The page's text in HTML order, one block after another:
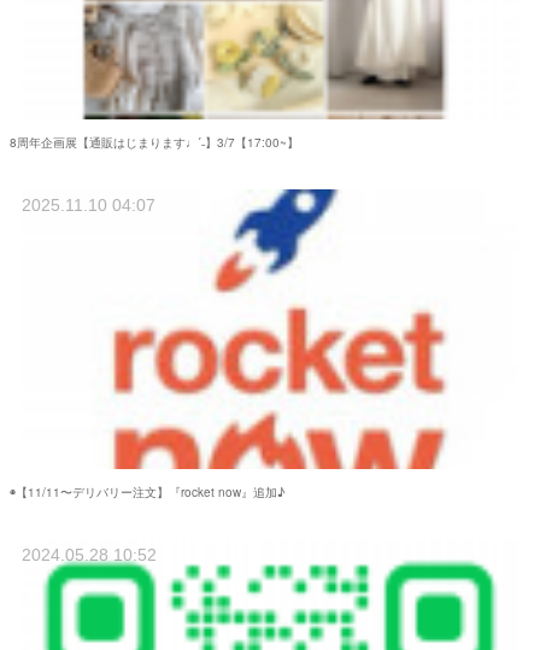
8周年企画展【通販はじまります♩ˊ˗】3/7【17:00~】
◉【11/11〜デリバリー注文】『rocket now』追加♪
2025.11.10 04:07
2024.05.28 10:52